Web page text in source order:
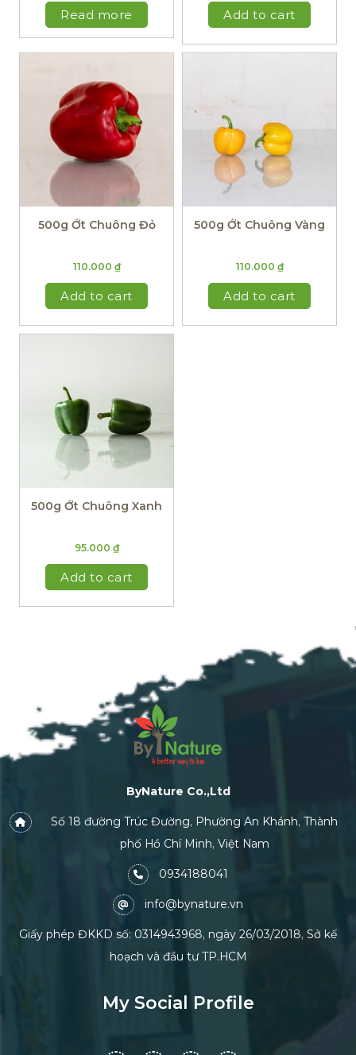
Read more Add to cart
500g Ớt Chuông Đỏ
110.000 ₫
Add to cart
500g Ớt Chuông Vàng
110.000 ₫
Add to cart
500g Ớt Chuông Xanh
95.000 ₫
Add to cart
ByNature Co.,Ltd
Số 18 đường Trúc Đường, Phường An Khánh, Thành
phố Hồ Chí Minh, Việt Nam
0934188041
info@bynature.vn
Giấy phép ĐKKD số: 0314943968, ngày 26/03/2018, Sở kế
hoạch và đầu tư TP.HCM
My Social Profile